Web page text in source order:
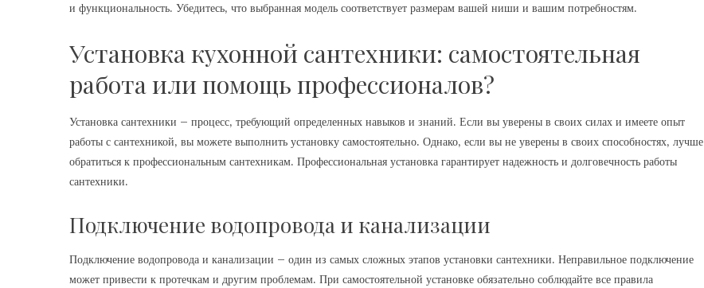
и функциональность. Убедитесь‚ что выбранная модель соответствует размерам вашей ниши и вашим потребностям.
Установка кухонной сантехники: самостоятельная
работа или помощь профессионалов?
Установка сантехники – процесс‚ требующий определенных навыков и знаний. Если вы уверены в своих силах и имеете опыт
работы с сантехникой‚ вы можете выполнить установку самостоятельно. Однако‚ если вы не уверены в своих способностях‚ лучше
обратиться к профессиональным сантехникам. Профессиональная установка гарантирует надежность и долговечность работы
сантехники.
Подключение водопровода и канализации
Подключение водопровода и канализации – один из самых сложных этапов установки сантехники. Неправильное подключение
может привести к протечкам и другим проблемам. При самостоятельной установке обязательно соблюдайте все правила